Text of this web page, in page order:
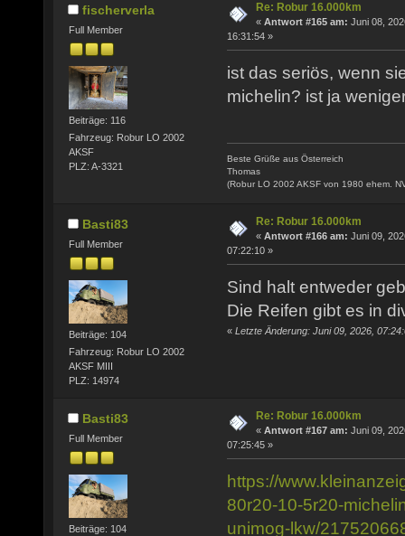
fischerverla
Full Member
Beiträge: 116
Fahrzeug: Robur LO 2002
AKSF
PLZ: A-3321
Re: Robur 16.000km
« Antwort #165 am: Juni 08,
16:31:54 »
ist das seriös, wenn
michelin? ist ja
Beste Grüße aus Österreich
Thomas
(Robur LO 2002 AKSF von 1980 ehem.
Basti83
Full Member
Beiträge: 104
Fahrzeug: Robur LO 2002
AKSF MIII
PLZ: 14974
Re: Robur 16.000km
« Antwort #166 am: Juni 09,
07:22:10 »
Sind halt entweder
Die Reifen gibt es in
« Letzte Änderung: Juni 09, 2026,
Basti83
Full Member
Beiträge: 104
Re: Robur 16.000km
« Antwort #167 am: Juni 09,
07:25:45 »
https://
80r20-10-5r20-
unimog-lkw/